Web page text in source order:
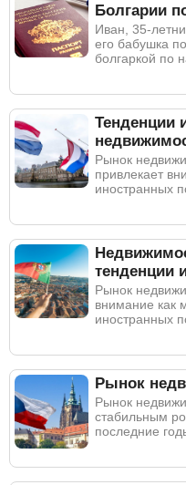
Болгарии
Иван, 35-
его бабушка
болгаркой по
Тенденции
Рынок
привлекает
иностранных
тенденции
Рынок
внимание как
иностранных
Рынок
Рынок
стабильным
последние